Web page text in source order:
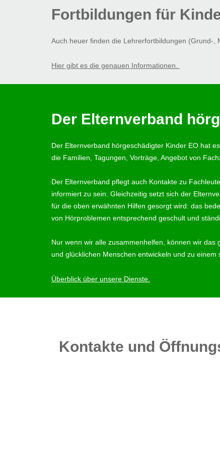
Fortbildungen für
Auch heuer finden die Lehrerfortbildungen (Grund-
Hier gibt es die genauen Informationen.
Der Elternverband
Der Elternverband hörgeschädigter Kinder EO hat
die Familien, Tagungen, Vorträge, Angebot von
Der Elternverband pflegt auch Kontakte zu
informiert zu sein. Gleichzeitig setzt sich der
für die oben erwähnten Hilfen gesorgt wird: das
von Hörproblemen entsprechend geschult und
Nur wenn wir alle zusammenhelfen, können wir
und glücklichen Menschen entwickeln und zu
Überblick über unsere Dienste.
Kontakte und